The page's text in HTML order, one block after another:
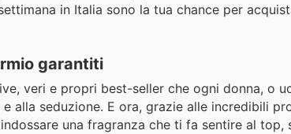
in Italia sono la tua chance per
garantiti
veri e propri best-seller che ogni donna, o
alla seduzione. E ora, grazie alle incredibili
una fragranza che ti fa sentire al